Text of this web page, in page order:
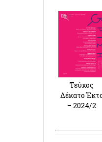
Τεύχος
Δέκατο
– 2024/2